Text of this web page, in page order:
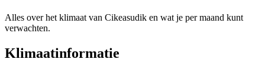
Alles over het klimaat van Cikeasudik en wat je per maand kunt
verwachten.
Klimaatinformatie